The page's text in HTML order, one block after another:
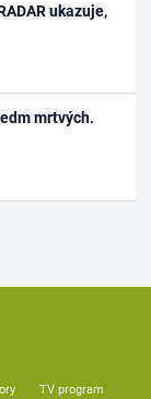
ukazuje,
mrtvých.
TV program